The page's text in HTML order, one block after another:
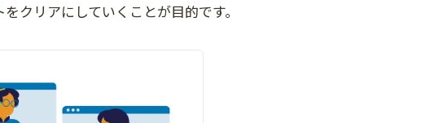
クリアにしていくことが目的です。